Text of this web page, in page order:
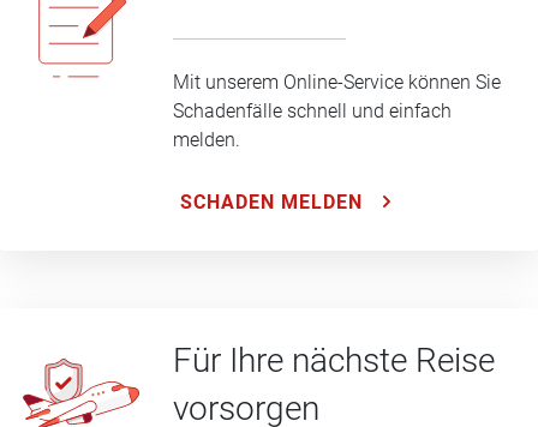
Mit unserem Online-Service können Sie
Schadenfälle schnell und einfach
melden.
SCHADEN MELDEN
Für Ihre nächste Reise
vorsorgen